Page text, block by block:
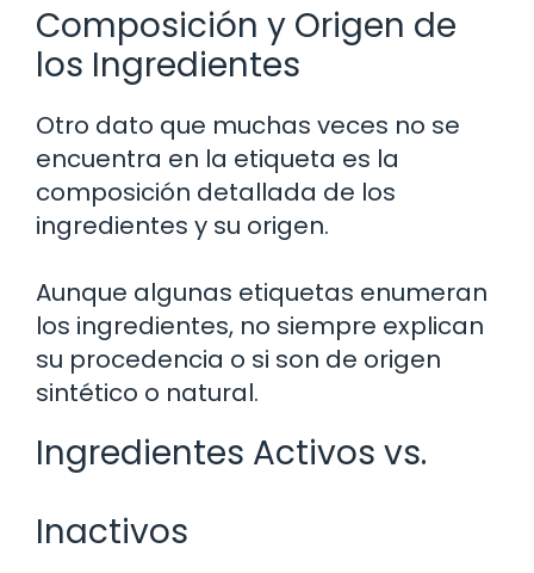
Composición y Origen de
los Ingredientes
Otro dato que muchas veces no se
encuentra en la etiqueta es la
composición detallada de los
ingredientes y su origen.
Aunque algunas etiquetas enumeran
los ingredientes, no siempre explican
su procedencia o si son de origen
sintético o natural.
Ingredientes Activos vs.
Inactivos